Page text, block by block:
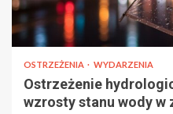
OSTRZEŻENIA WYDARZENIA
Ostrzeżenie
wzrosty stanu wody w